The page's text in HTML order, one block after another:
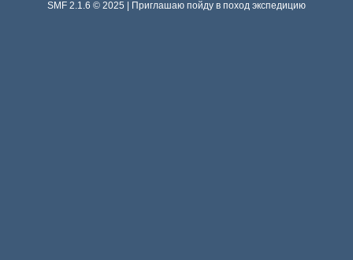
SMF 2.1.6 © 2025 | Приглашаю пойду в поход экспедицию